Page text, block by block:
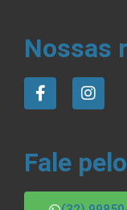
Nossas
Fale